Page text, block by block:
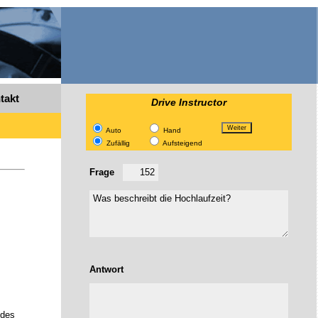
Drive Instructor
Auto
Hand
Zufällig
Aufsteigend
Frage
Antwort